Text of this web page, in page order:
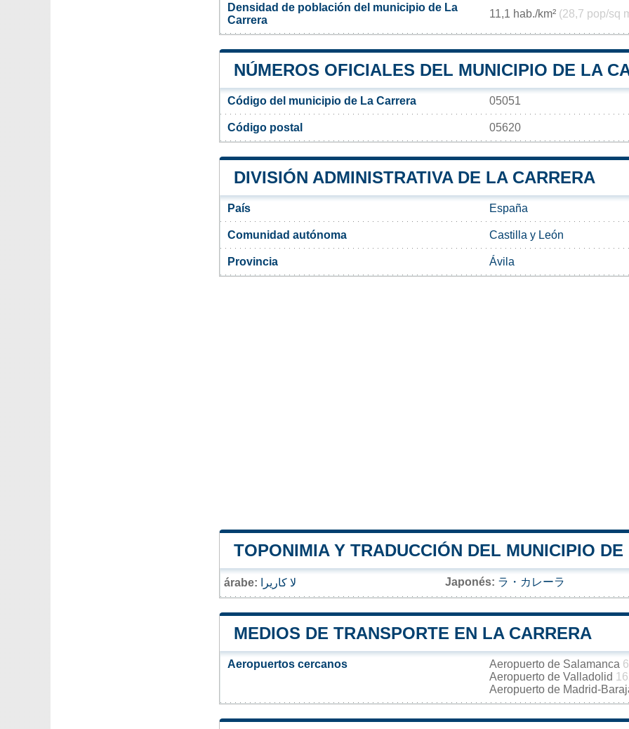
Densidad de población del municipio de La
Carrera
11,1 hab./km² (28,7 pop/sq
NÚMEROS OFICIALES DEL MUNICIPIO DE LA
Código del municipio de La Carrera 05051
Código postal 05620
DIVISIÓN ADMINISTRATIVA DE LA CARRERA
País España
Comunidad autónoma Castilla y León
Provincia Ávila
TOPONIMIA Y TRADUCCIÓN DEL MUNICIPIO
árabe: لا كاريرا Japonés: ラ・カレーラ
MEDIOS DE TRANSPORTE EN LA CARRERA
Aeropuertos cercanos Aeropuerto de Salamanca
Aeropuerto de Valladolid
Aeropuerto de Madrid-